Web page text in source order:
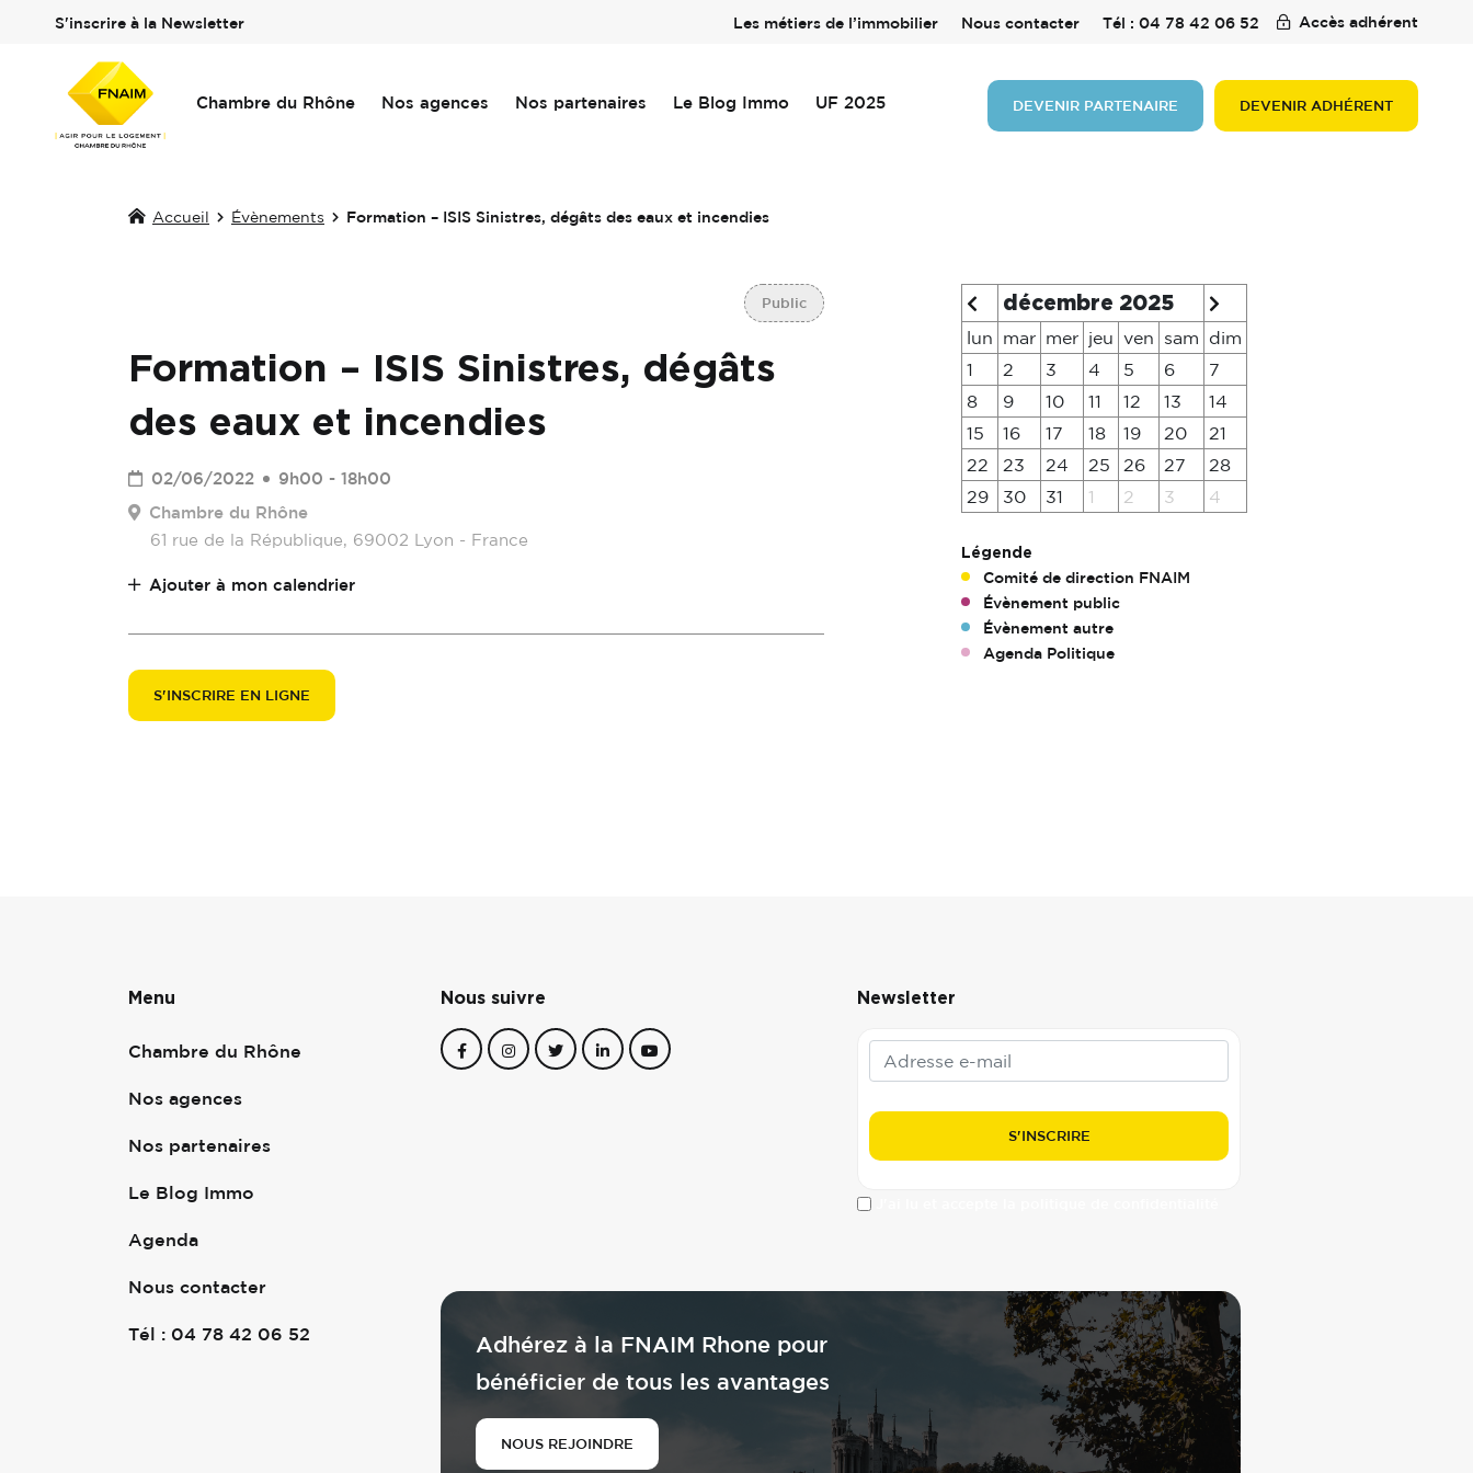
S'inscrire à la Newsletter Les métiers de l’immobilier Nous contacter Tél : 04 78 42 06 52 Accès adhérent
Chambre du Rhône Nos agences Nos partenaires Le Blog Immo UF 2025 DEVENIR PARTENAIRE DEVENIR ADHÉRENT
Accueil Évènements Formation – ISIS Sinistres, dégâts des eaux et incendies
Public
Formation – ISIS Sinistres, dégâts
des eaux et incendies
02/06/2022
9h00 - 18h00
Chambre du Rhône
61 rue de la République, 69002 Lyon - France
Ajouter à mon calendrier
S'INSCRIRE EN LIGNE
décembre 2025
lun mar mer jeu ven sam
dim
1
2 3 4 5 6
7
8
9 10 11 12 13
14
15
16 17 18 19 20
21
22
23 24 25 26 27
28
29
30 31 1 2 3 4
Légende
Comité de direction FNAIM
Évènement public
Évènement autre
Agenda Politique
Menu
Chambre du Rhône
Nos agences
Nos partenaires
Le Blog Immo
Agenda
Nous contacter
Tél : 04 78 42 06 52
Nous suivre Newsletter
Adhérez à la FNAIM Rhone pour
bénéficier de tous les avantages
NOUS REJOINDRE